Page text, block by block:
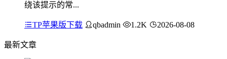
绕该提示的常...
TP苹果版下载 qbadmin 1.2K 2026-08-08
最新文章